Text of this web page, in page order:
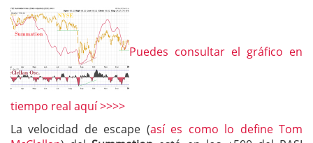
Puedes consultar el gráfico en
tiempo real aquí >>>>
La velocidad de escape (así es como lo define Tom